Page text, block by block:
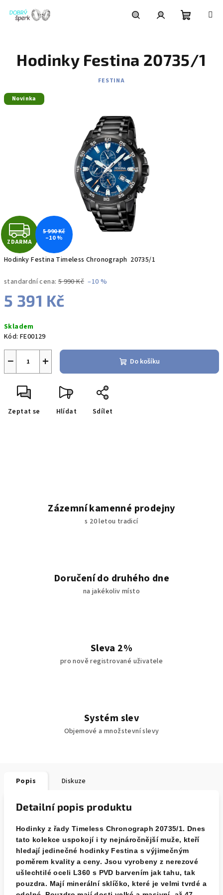
obsah
košík
Hodinky Festina Timeless Chronograph 20735/1
standardní cena: 5 990 Kč –10 %
5 391 Kč
cena:
Skladem
Kód: FE00129
+
− Do košíku
Zeptat se Hlídat Sdílet
Hodinky Festina 20735/1
FESTINA
Novinka
Z
D
R
M
A
ZDARMA
5 990 Kč
–10 %
Zázemní kamenné prodejny
s 20 letou tradicí
Doručení do druhého dne
na jakékoliv místo
Sleva 2%
pro nově registrované uživatele
Systém slev
Objemové a množstevní slevy
Popis Diskuze
Detailní popis produktu
Hodinky z řady Timeless Chronograph 20735/1. Dnes
tato kolekce uspokojí i ty nejnáročnější muže, kteří
hledají jedinečné hodinky Festina s výjimečným
poměrem kvality a ceny. Jsou vyrobeny z nerezové
ušlechtilé oceli L360 s PVD barvením jak tahu, tak
pouzdra. Mají minerální sklíčko, které je velmi tvrdé a